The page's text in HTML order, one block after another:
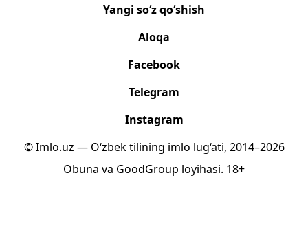
Yangi so‘z qo‘shish
Aloqa
Facebook
Telegram
Instagram
© Imlo.uz — O‘zbek tilining imlo lug‘ati, 2014–2026
Obuna va GoodGroup loyihasi. 18+